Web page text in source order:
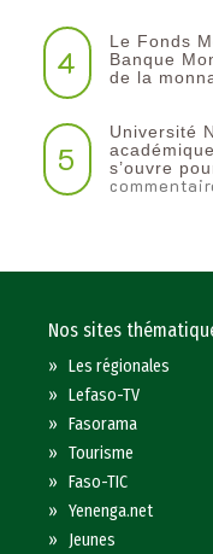
4
Le Fonds
Banque
de la
5
Université
s’ouvre
Nos sites
»Les régionales
»Lefaso-TV
»Fasorama
»Tourisme
»Faso-TIC
»Yenenga.net
» Jeunes